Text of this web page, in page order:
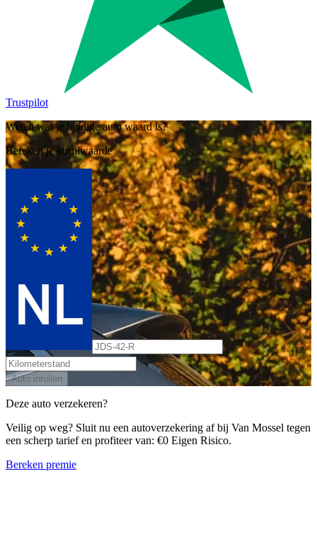
Trustpilot
Weten wat je huidige auto waard is?
Bereken je inruilwaarde
Auto inruilen
Deze auto verzekeren?
Veilig op weg? Sluit nu een autoverzekering af bij Van Mossel tegen
een scherp tarief en profiteer van: €0 Eigen Risico.
Bereken premie